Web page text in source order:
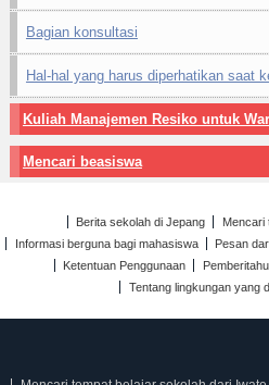
Bagian konsultasi
Hal-hal yang harus diperhatikan saat
Kuliah Manajemen Resiko untuk
Mencari beasiswa
Berita sekolah di Jepang
Mencari
Informasi berguna bagi mahasiswa
Pesan
Ketentuan Penggunaan
Tentang lingkungan yang